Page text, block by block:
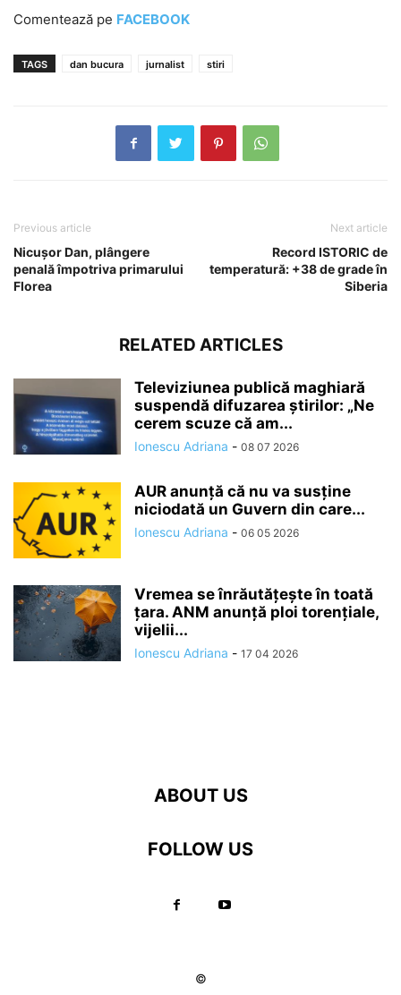
Comentează pe FACEBOOK
TAGS dan bucura jurnalist stiri
Previous article
Nicușor Dan, plângere
penală împotriva primarului
Florea
Next article
Record ISTORIC de
temperatură: +38 de grade în
Siberia
RELATED ARTICLES
Televiziunea publică maghiară
suspendă difuzarea ştirilor: „Ne
cerem scuze că am...
Ionescu Adriana - 08 07 2026
AUR anunță că nu va susține
niciodată un Guvern din care...
Ionescu Adriana - 06 05 2026
Vremea se înrăutăţeşte în toată
ţara. ANM anunță ploi torențiale,
vijelii...
Ionescu Adriana - 17 04 2026
ABOUT US
FOLLOW US
©